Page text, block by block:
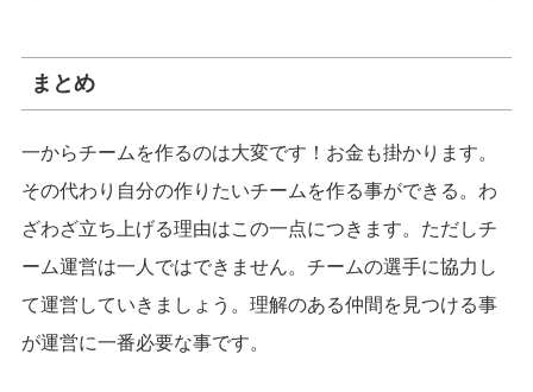
まとめ
一からチームを作るのは大変です！お金も掛かります。
その代わり自分の作りたいチームを作る事ができる。わ
ざわざ立ち上げる理由はこの一点につきます。ただしチ
ーム運営は一人ではできません。チームの選手に協力し
て運営していきましょう。理解のある仲間を見つける事
が運営に一番必要な事です。